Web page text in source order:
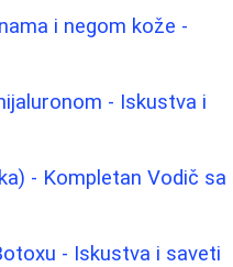
i negom kože -
- Iskustva i
- Kompletan Vodič sa
- Iskustva i saveti